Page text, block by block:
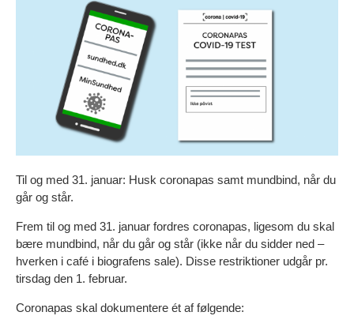
Til og med 31. januar: Husk coronapas samt mundbind, når du
går og står.
Frem til og med 31. januar fordres coronapas, ligesom du skal
bære mundbind, når du går og står (ikke når du sidder ned –
hverken i café i biografens sale). Disse restriktioner udgår pr.
tirsdag den 1. februar.
Coronapas skal dokumentere ét af følgende: